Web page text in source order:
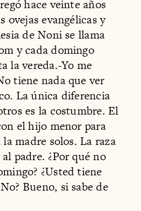
hace veinte años
ovejas evangélicas y
de Noni se llama
y cada domingo
la vereda.-Yo me
tiene nada que ver
La única diferencia
es la costumbre. El
el hijo menor para
madre solos. La raza
padre. ¿Por qué no
¿Usted tiene
Bueno, si sabe de